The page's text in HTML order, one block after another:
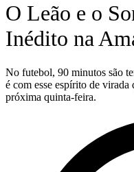
O Leão e o
Inédito na
No futebol, 90 minutos são
é com esse espírito de
próxima quinta-feira.